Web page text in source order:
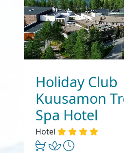
Holiday Club
Kuusamon
Spa Hotel
Hotel